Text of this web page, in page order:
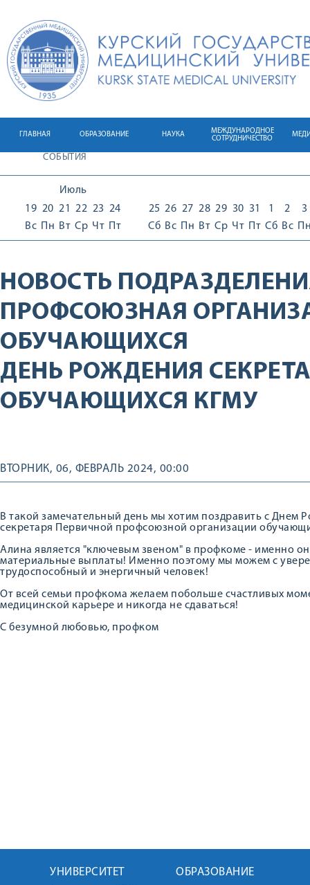
ГЛАВНАЯ ОБРАЗОВАНИЕ НАУКА
МЕЖДУНАРОДНОЕ
СОТРУДНИЧЕСТВО
СОБЫТИЯ
Июль
19
Вс
20
Пн
21
Вт
22
Ср
23
Чт
24
Пт
25
Сб
26
Вс
27
Пн
28
Вт
29
Ср
30
Чт
31
Пт
1
Сб
2
Вс
3
НОВОСТЬ
ПРОФСОЮЗНАЯ
ОБУЧАЮЩИХСЯ
ДЕНЬ РОЖДЕНИЯ
ОБУЧАЮЩИХСЯ КГМУ
ВТОРНИК, 06, ФЕВРАЛЬ 2024, 00:00
В такой замечательный день мы хотим поздравить с Днем
секретаря Первичной профсоюзной организации
Алина является "ключевым звеном" в профкоме - именно
материальные выплаты! Именно поэтому мы можем с
трудоспособный и энергичный человек!
От всей семьи профкома желаем побольше счастливых
медицинской карьере и никогда не сдаваться!
С безумной любовью, профком
УНИВЕРСИТЕТ ОБРАЗОВАНИЕ